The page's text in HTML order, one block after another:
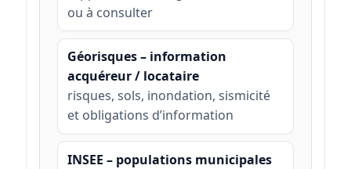
ou à consulter
Géorisques – information
acquéreur / locataire
risques, sols, inondation, sismicité
et obligations d’information
INSEE – populations municipales